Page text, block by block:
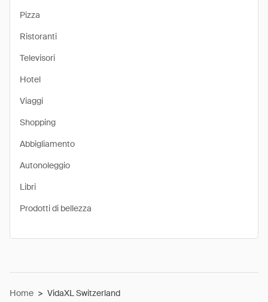
Pizza
Ristoranti
Televisori
Hotel
Viaggi
Shopping
Abbigliamento
Autonoleggio
Libri
Prodotti di bellezza
Home > VidaXL Switzerland